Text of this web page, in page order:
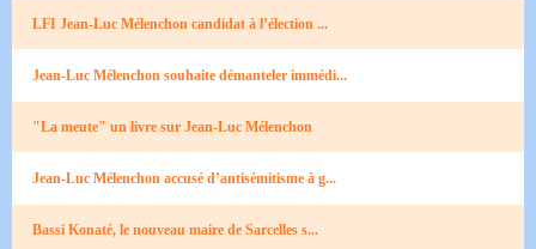
LFI Jean-Luc Mélenchon candidat à l’élection ...
Jean-Luc Mélenchon souhaite démanteler immédi...
"La meute" un livre sur Jean-Luc Mélenchon
Jean-Luc Mélenchon accusé d’antisémitisme à g...
Bassi Konaté, le nouveau maire de Sarcelles s...